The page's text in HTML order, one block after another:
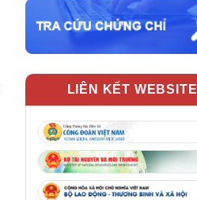
LIÊN KẾT WEBSITE